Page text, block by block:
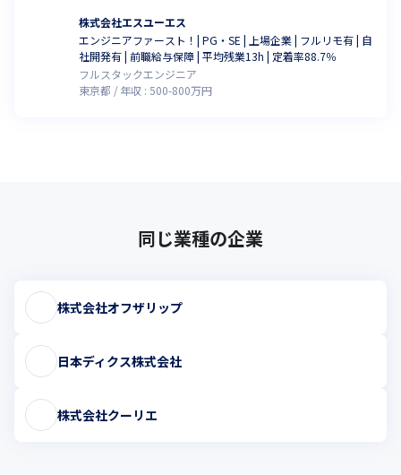
株式会社エスユーエス
エンジニアファースト！| PG・SE | 上場企業 | フルリモ有 | 自
社開発有 | 前職給与保障 | 平均残業13h | 定着率88.7％
フルスタックエンジニア
東京都
年収 :500-800万円
同じ業種の企業
株式会社オフザリップ
日本ディクス株式会社
株式会社クーリエ